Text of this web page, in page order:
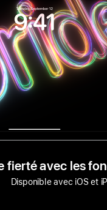
fierté avec les
Disponible avec iOS et